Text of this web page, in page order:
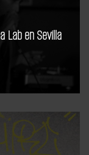
Lab en Sevilla